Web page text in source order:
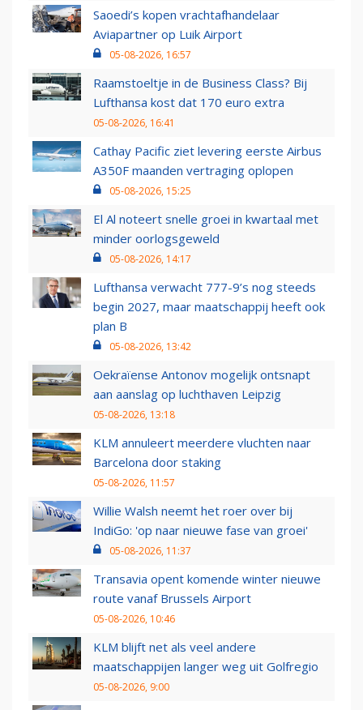
Saoedi’s kopen vrachtafhandelaar
Aviapartner op Luik Airport
05-08-2026, 16:57
Raamstoeltje in de Business Class? Bij
Lufthansa kost dat 170 euro extra
05-08-2026, 16:41
Cathay Pacific ziet levering eerste Airbus
A350F maanden vertraging oplopen
05-08-2026, 15:25
El Al noteert snelle groei in kwartaal met
minder oorlogsgeweld
05-08-2026, 14:17
Lufthansa verwacht 777-9’s nog steeds
begin 2027, maar maatschappij heeft ook
plan B
05-08-2026, 13:42
Oekraïense Antonov mogelijk ontsnapt
aan aanslag op luchthaven Leipzig
05-08-2026, 13:18
KLM annuleert meerdere vluchten naar
Barcelona door staking
05-08-2026, 11:57
Willie Walsh neemt het roer over bij
IndiGo: 'op naar nieuwe fase van groei'
05-08-2026, 11:37
Transavia opent komende winter nieuwe
route vanaf Brussels Airport
05-08-2026, 10:46
KLM blijft net als veel andere
maatschappijen langer weg uit Golfregio
05-08-2026, 9:00